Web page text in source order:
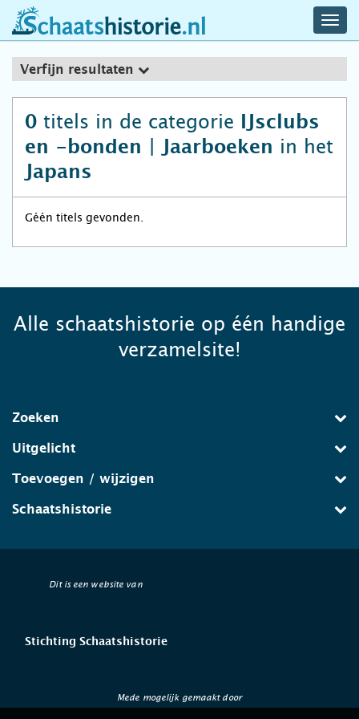
schaatshistorie.nl
Verfijn resultaten
0 titels in de categorie
IJsclubs
en -bonden | Jaarboeken in het
Japans
Géén titels gevonden.
Alle schaatshistorie op één handige
verzamelsite!
Zoeken
Uitgelicht
Toevoegen / wijzigen
Schaatshistorie
Dit is een website van
Stichting Schaatshistorie
Mede mogelijk gemaakt door